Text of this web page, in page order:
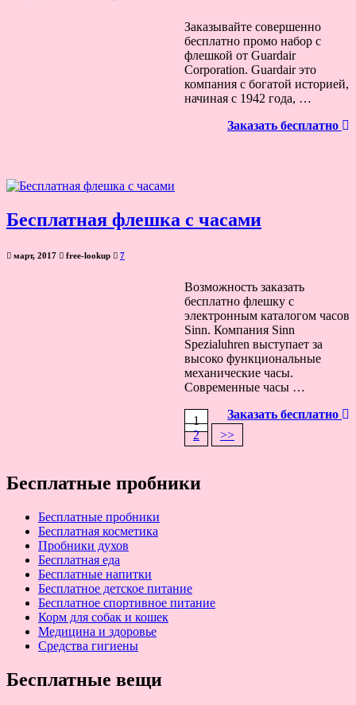
Заказывайте совершенно
бесплатно промо набор с
флешкой от Guardair
Corporation. Guardair это
компания с богатой историей,
начиная с 1942 года, …
Заказать бесплатно
Бесплатная флешка с часами
март, 2017 free-lookup 7
Возможность заказать
бесплатно флешку с
электронным каталогом часов
Sinn. Компания Sinn
Spezialuhren выступает за
высоко функциональные
механические часы.
Современные часы …
Заказать бесплатно
записям
1
2
>>
Бесплатные пробники
Бесплатные пробники
Бесплатная косметика
Пробники духов
Бесплатная еда
Бесплатные напитки
Бесплатное детское питание
Бесплатное спортивное питание
Корм для собак и кошек
Медицина и здоровье
Средства гигиены
Бесплатные вещи